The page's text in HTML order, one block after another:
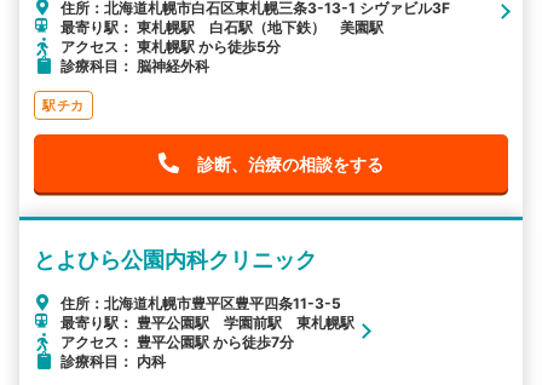
住所：北海道札幌市白石区東札幌三条3-13-1 シヴァビル3F
最寄り駅： 東札幌駅 白石駅（地下鉄） 美園駅
アクセス： 東札幌駅 から徒歩5分
診療科目： 脳神経外科
駅チカ
診断、治療の相談をする
とよひら公園内科クリニック
住所：北海道札幌市豊平区豊平四条11-3-5
最寄り駅： 豊平公園駅 学園前駅 東札幌駅
アクセス： 豊平公園駅 から徒歩7分
診療科目： 内科